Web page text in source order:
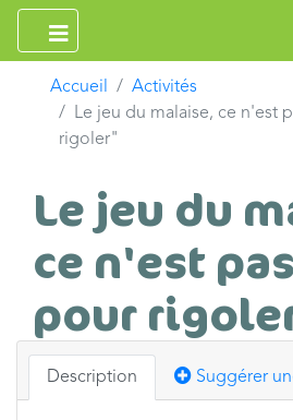
Accueil
Activités
Le jeu du malaise, ce n'est
rigoler"
Le jeu du
ce n'est
pour
Description Suggérer